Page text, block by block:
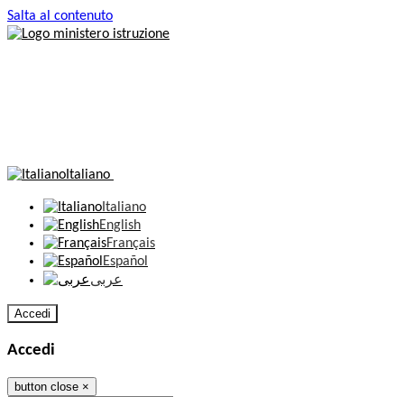
Salta al contenuto
Italiano
Italiano
English
Français
Español
عربى
Accedi
Accedi
button close ×